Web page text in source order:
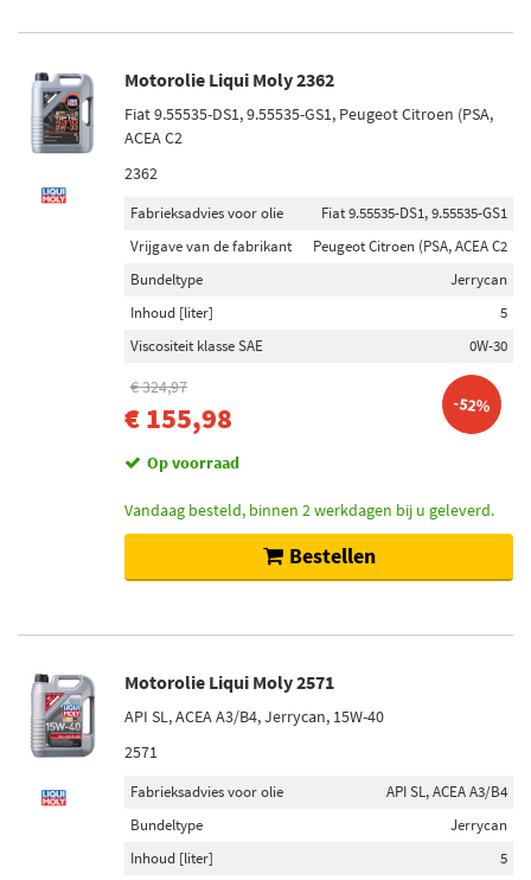
Motorolie Liqui Moly 2362
Fiat 9.55535-DS1, 9.55535-GS1, Peugeot Citroen (PSA,
ACEA C2
2362
Fabrieksadvies voor olie
Fiat 9.55535-DS1, 9.55535-GS1
Vrijgave van de fabrikant
Peugeot Citroen (PSA, ACEA C2
Bundeltype
Jerrycan
Inhoud [liter]
5
Viscositeit klasse SAE
0W-30
€ 324,97
€ 155,98 -52%
Op voorraad
Vandaag besteld, binnen 2 werkdagen bij u geleverd.
Bestellen
Motorolie Liqui Moly 2571
API SL, ACEA A3/B4, Jerrycan, 15W-40
2571
Fabrieksadvies voor olie
API SL, ACEA A3/B4
Bundeltype
Jerrycan
Inhoud [liter]
5